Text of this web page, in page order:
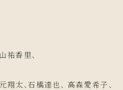
祐香里、
翔太、石橋達也、 高森愛希子、